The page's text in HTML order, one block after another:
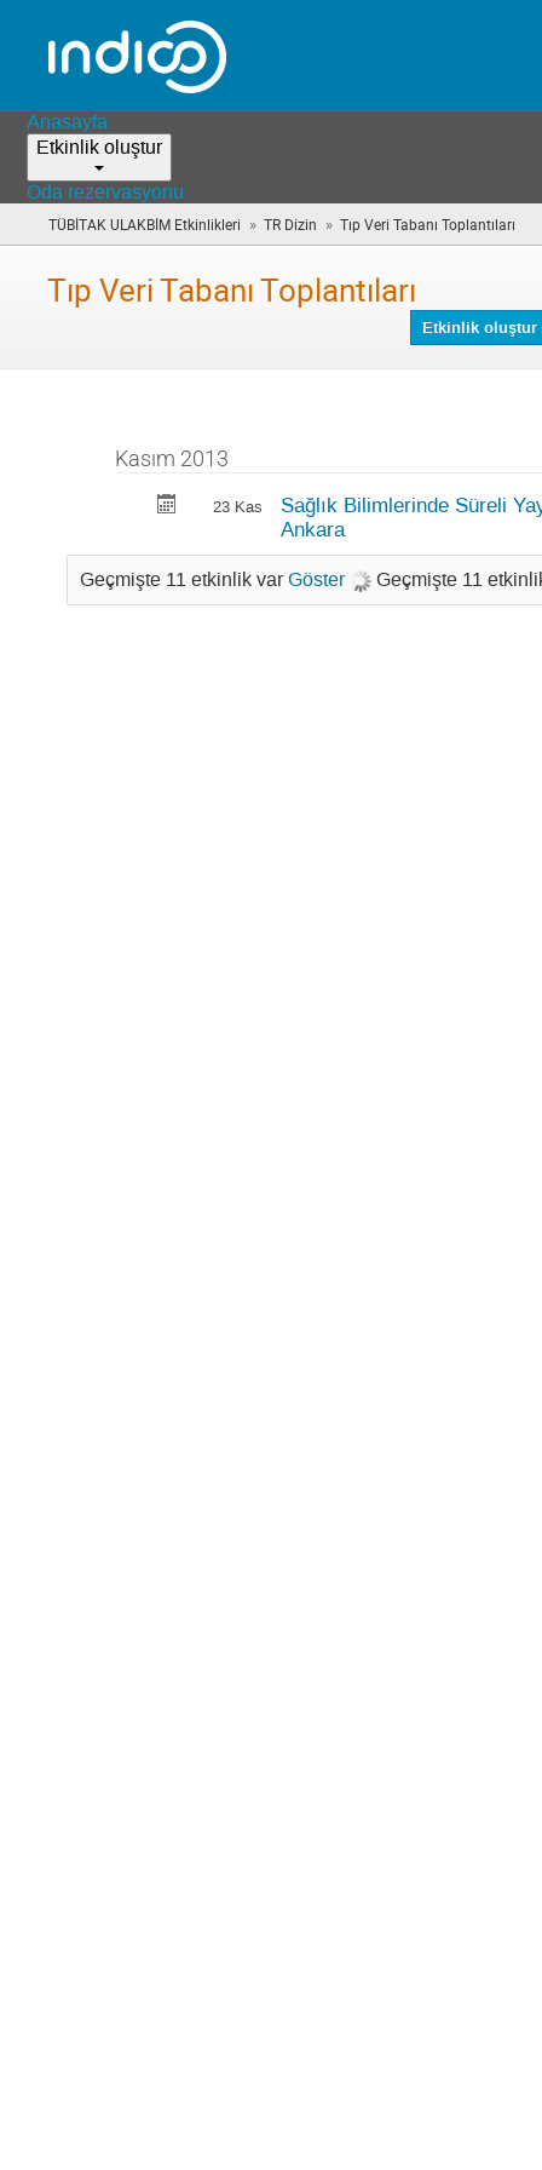
Anasayfa
Etkinlik oluştur
Oda rezervasyonu
TÜBİTAK ULAKBİM Etkinlikleri » TR Dizin » Tıp Veri Tabanı Toplantıları
are
Tıp Veri Tabanı Toplantıları
Etkinlik oluştur
Kasım 2013
23 Kas
Sağlık Bilimlerinde Süreli
Ankara
Geçmişte 11 etkinlik var Göster Geçmişte 11